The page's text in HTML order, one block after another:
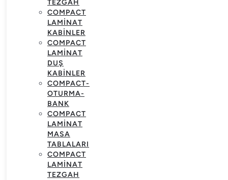
TEZGAH
COMPACT
LAMINAT
KABINLER
COMPACT
LAMINAT
DUŞ
KABINLER
COMPACT-
OTURMA-
BANK
COMPACT
LAMINAT
MASA
TABLALARI
COMPACT
LAMINAT
TEZGAH